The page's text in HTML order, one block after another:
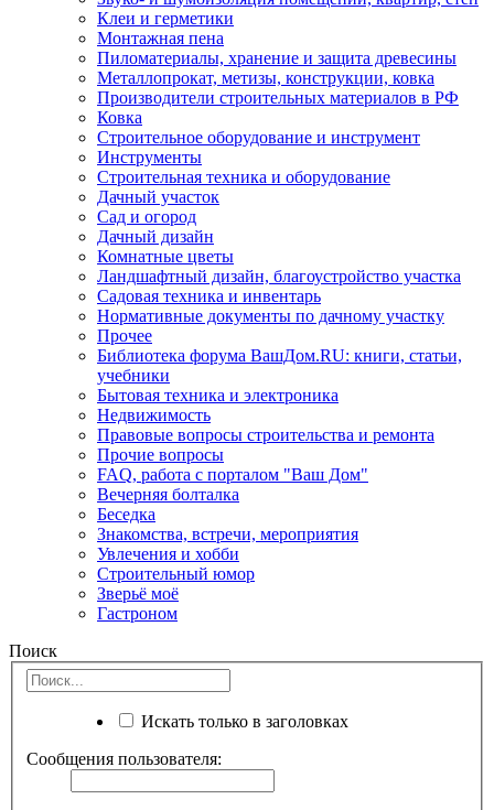
Клеи и герметики
Монтажная пена
Пиломатериалы, хранение и защита древесины
Металлопрокат, метизы, конструкции, ковка
Производители строительных материалов в РФ
Ковка
Строительное оборудование и инструмент
Инструменты
Строительная техника и оборудование
Дачный участок
Сад и огород
Дачный дизайн
Комнатные цветы
Ландшафтный дизайн, благоустройство участка
Садовая техника и инвентарь
Нормативные документы по дачному участку
Прочее
Библиотека форума ВашДом.RU: книги, статьи,
учебники
Бытовая техника и электроника
Недвижимость
Правовые вопросы строительства и ремонта
Прочие вопросы
FAQ, работа с порталом "Ваш Дом"
Вечерняя болталка
Беседка
Знакомства, встречи, мероприятия
Увлечения и хобби
Строительный юмор
Зверьё моё
Гастроном
Поиск
Искать только в заголовках
Сообщения пользователя: